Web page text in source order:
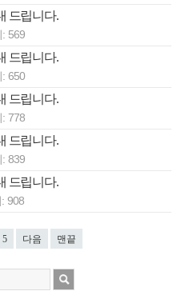
드립니다.
: 569
드립니다.
: 650
드립니다.
: 778
드립니다.
: 839
드립니다.
908
5 다음 맨끝